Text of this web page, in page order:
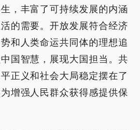
，丰富了可持续发展的内涵
的需要。开放发展符合经济
和人类命运共同体的理想追
国智慧，展现大国担当。共
正义和社会大局稳定摆在了
增强人民群众获得感提供保